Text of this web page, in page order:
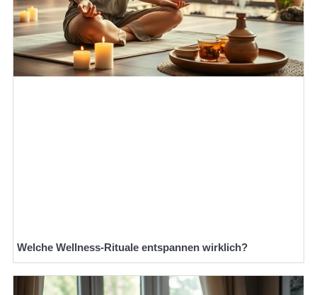
Welche Wellness-Rituale entspannen wirklich?